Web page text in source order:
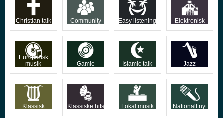
Christian talk Community Easy listening Elektronisk
Europæisk
musik
Gamle Islamic talk Jazz
Klassisk Klassiske hits Lokal musik Nationalt nyt